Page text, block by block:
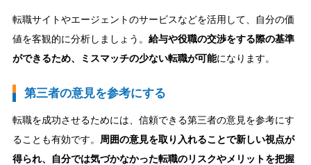
転職サイトやエージェントのサービスなどを活用して、自分の価
値を客観的に分析しましょう。 給与や役職の交渉をする際の基準
ができるため、ミスマッチの少ない転職が可能になります。
第三者の意見を参考にする
転職を成功させるためには、信頼できる第三者の意見を参考にす
ることも有効です。 周囲の意見を取り入れることで新しい視点が
得られ、自分では気づかなかった転職のリスクやメリットを把握